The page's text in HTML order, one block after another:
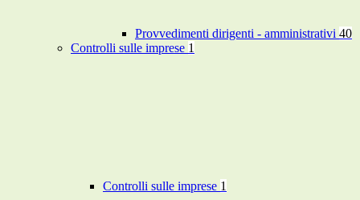
Provvedimenti dirigenti - amministrativi 40
Controlli sulle imprese 1
Controlli sulle imprese 1